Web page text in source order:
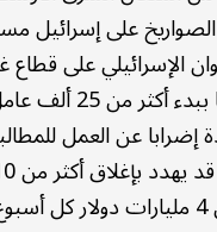
على إسرائيل
الإسرائيلي على
لبنان، أو
إضرابا عن العمل